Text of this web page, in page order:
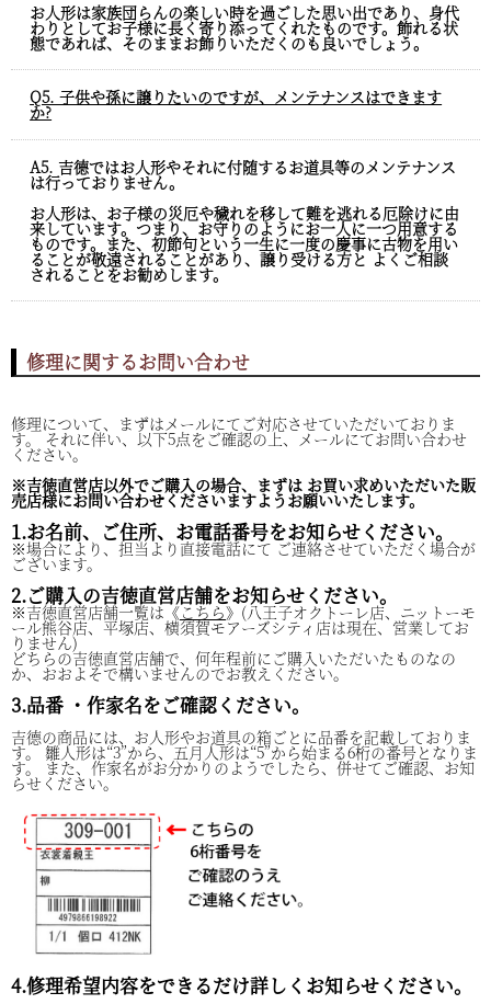
お人形は家族団らんの楽しい時を過ごした思い出であり、身代
わりとしてお子様に長く寄り添ってくれたものです。飾れる状
態であれば、そのままお飾りいただくのも良いでしょう。
Q5. 子供や孫に譲りたいのですが、メンテナンスはできます
か?
A5. 吉德ではお人形やそれに付随するお道具等のメンテナンス
は行っておりません。
お人形は、お子様の災厄や穢れを移して難を逃れる厄除けに由
来しています。つまり、お守りのようにお一人に一つ用意する
ものです。また、初節句という一生に一度の慶事に古物を用い
ることが敬遠されることがあり、譲り受ける方と よくご相談
されることをお勧めします。
修理に関するお問い合わせ
修理について、まずはメールにてご対応させていただいておりま
す。 それに伴い、以下5点をご確認の上、メールにてお問い合わせ
ください。
※吉徳直営店以外でご購入の場合、まずは お買い求めいただいた販
売店様にお問い合わせくださいますようお願いいたします。
1.お名前、ご住所、お電話番号をお知らせください。
※場合により、担当より直接電話にて ご連絡させていただく場合が
ございます。
2.ご購入の吉徳直営店舗をお知らせください。
※吉徳直営店舗一覧は《こちら》(八王子オクトーレ店、ニットーモ
ール熊谷店、平塚店、横須賀モアーズシティ店は現在、営業してお
りません)
どちらの吉徳直営店舗で、何年程前にご購入いただいたものなの
か、おおよそで構いませんのでお教えください。
3.品番 ・作家名をご確認ください。
吉德の商品には、お人形やお道具の箱ごとに品番を記載しておりま
す。 雛人形は“3”から、五月人形は“5”から始まる6桁の番号となりま
す。 また、作家名がお分かりのようでしたら、併せてご確認、お知
らせください。
4.修理希望内容をできるだけ詳しくお知らせください。